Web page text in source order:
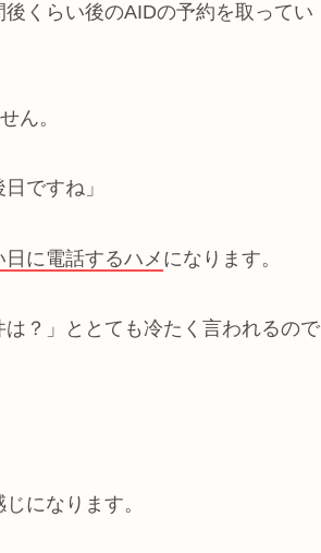
くらい後のAIDの予約を取ってい
ん。
ですね」
に電話するハメ になります。
？」ととても冷たく言われるので
になります。